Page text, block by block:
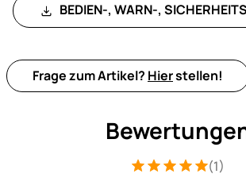
BEDIEN-, WARN-,
Frage zum Artikel? Hierstellen!
(1)